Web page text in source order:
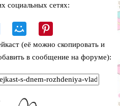
социальных сетях:
(её можно скопировать и
в сообщение на форуме):